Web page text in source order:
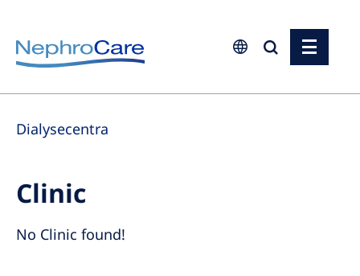
Europe
Czech Republic
Germany
Dialysecentra
Clinic
No Clinic found!